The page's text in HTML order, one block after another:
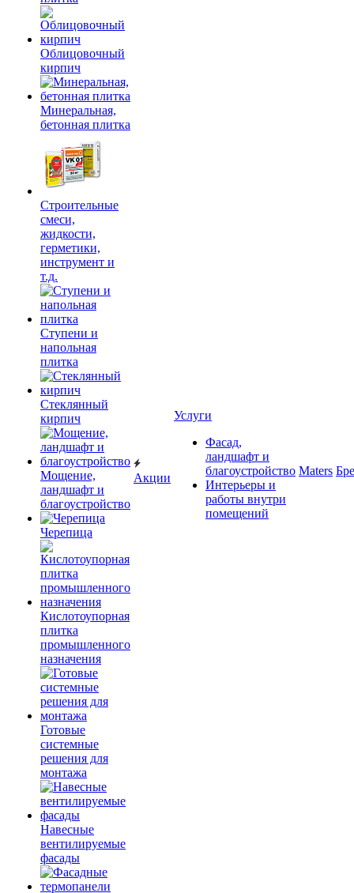
Облицовочный
кирпич
Минеральная,
бетонная плитка
Строительные
смеси,
жидкости,
герметики,
инструмент и
т.д.
Ступени и
напольная
плитка
Cтеклянный
кирпич
Мощение,
ландшафт и
благоустройство
Черепица
Кислотоупорная
плитка
промышленного
назначения
Готовые
системные
решения для
монтажа
Навесные
вентилируемые
фасады
Акции
Услуги
Фасад,
ландшафт и
благоустройство
Интерьеры и
работы внутри
помещений
Maters